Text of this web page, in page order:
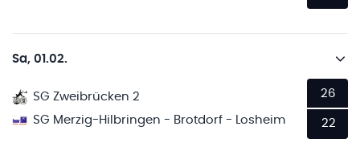
Sa, 01.02.
SG Zweibrücken 2
SG Merzig-Hilbringen - Brotdorf - Losheim
26
22